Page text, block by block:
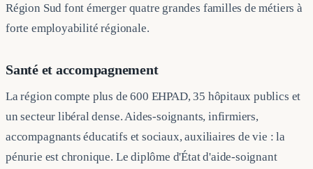
Région Sud font émerger quatre grandes familles de métiers à
forte employabilité régionale.
Santé et accompagnement
La région compte plus de 600 EHPAD, 35 hôpitaux publics et
un secteur libéral dense. Aides-soignants, infirmiers,
accompagnants éducatifs et sociaux, auxiliaires de vie : la
pénurie est chronique. Le diplôme d'État d'aide-soignant